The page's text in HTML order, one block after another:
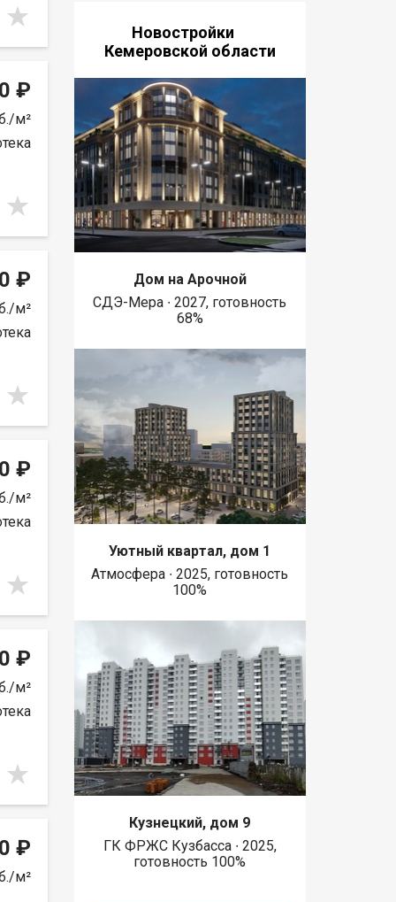
₽
м²
₽
м²
₽
м²
₽
м²
₽
м²
Новостройки
Кемеровской области
Дом на Арочной
СДЭ-Мера ∙ 2027, готовность
68%
Уютный квартал, дом 1
Атмосфера ∙ 2025, готовность
100%
Кузнецкий, дом 9
ГК ФРЖС Кузбасса ∙ 2025,
готовность 100%